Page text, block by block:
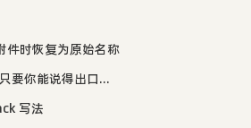
件时恢复为原始名称
要你能说得出口...
写法